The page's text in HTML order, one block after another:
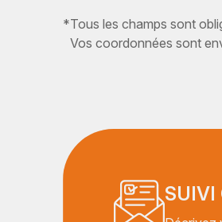
*Tous les champs sont
Vos coordonnées sont
SUIVI